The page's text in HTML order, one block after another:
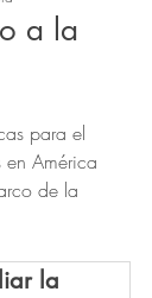
a la
para el
América
de la
la